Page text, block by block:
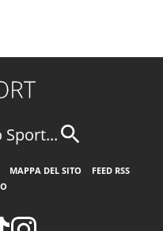
Sport...
MAPPA DEL SITO
FEED RSS